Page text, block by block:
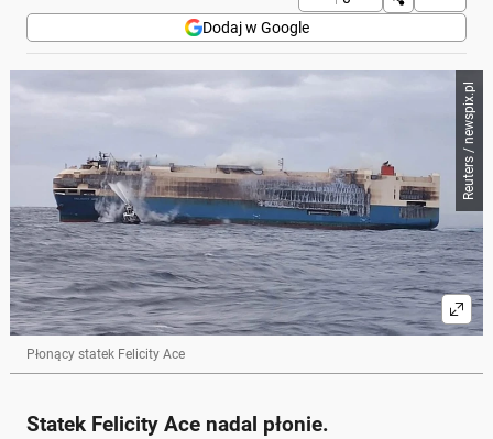
Dodaj w Google
Reuters / newspix.pl
Płonący statek Felicity Ace
Statek Felicity Ace nadal płonie.